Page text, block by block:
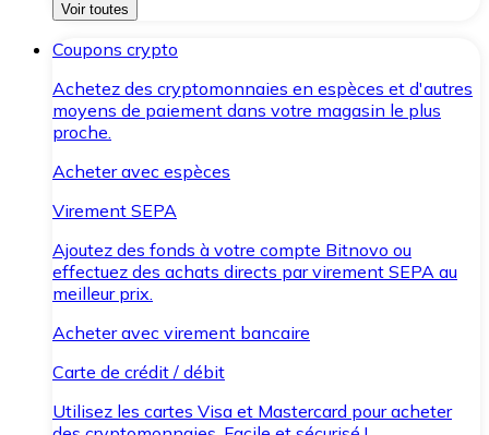
Voir toutes
Coupons crypto
Achetez des cryptomonnaies en espèces et d'autres
moyens de paiement dans votre magasin le plus
proche.
Acheter avec espèces
Virement SEPA
Ajoutez des fonds à votre compte Bitnovo ou
effectuez des achats directs par virement SEPA au
meilleur prix.
Acheter avec virement bancaire
Carte de crédit / débit
Utilisez les cartes Visa et Mastercard pour acheter